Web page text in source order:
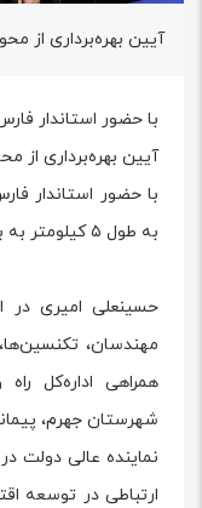
آیین بهره‌برداری از
با حضور استاندار
آیین بهره‌برداری از
با حضور استاندار
به طول ۵ کیلومتر به بهره برداری رسید.
حسینعلی امیری در
مهندسان، تکنسین‌ها،
همراهی اداره‌کل
شهرستان جهرم،
نماینده عالی دولت
ارتباطی در توسعه